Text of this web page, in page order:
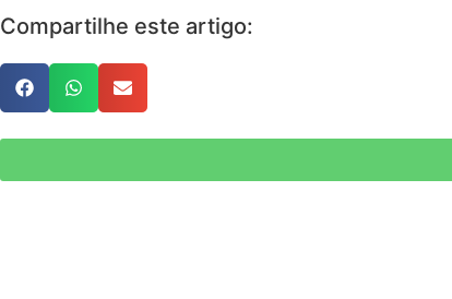
Compartilhe este artigo: